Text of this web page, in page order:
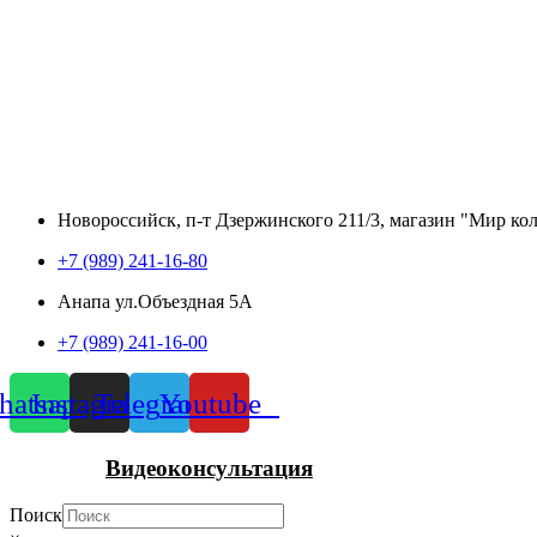
Новороссийск, п-т Дзержинского 211/3, магазин "Мир
+7 (989) 241-16-80
Анапа ул.Объездная 5А
+7 (989) 241-16-00
InstagramTelegramYoutube
Видеоконсультация
Поиск